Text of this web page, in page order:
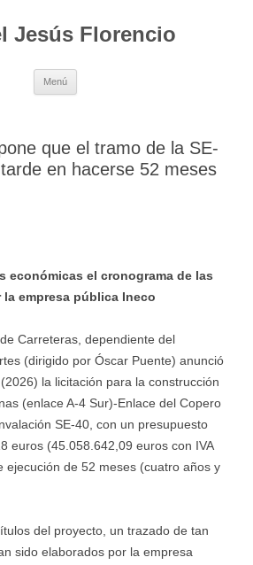
Jesús Florencio
Menú
que el tramo de la SE-
en hacerse 52 meses
económicas el cronograma de las
empresa pública Ineco
Carreteras, dependiente del
(dirigido por Óscar Puente) anunció
la licitación para la construcción
(enlace A-4 Sur)-Enlace del Copero
SE-40, con un presupuesto
euros (45.058.642,09 euros con IVA
ejecución de 52 meses (cuatro años y
del proyecto, un trazado de tan
sido elaborados por la empresa